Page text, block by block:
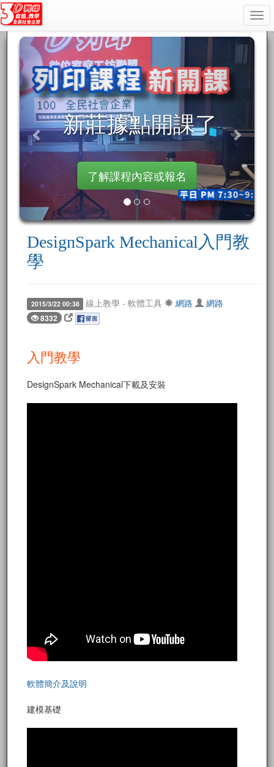
3D列印新趨勢
認識3D PRINT最新技術
瀏覽
DesignSpark Mechanical入門教
學
2015/3/22 00:38 線上教學 - 軟體工具 網路 網路
8332
入門教學
DesignSpark Mechanical下載及安裝
軟體簡介及說明
建模基礎